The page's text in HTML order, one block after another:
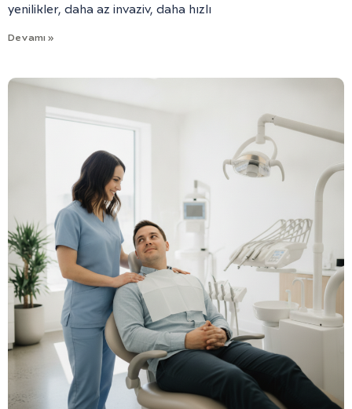
yenilikler, daha az invaziv, daha hızlı
Devamı »